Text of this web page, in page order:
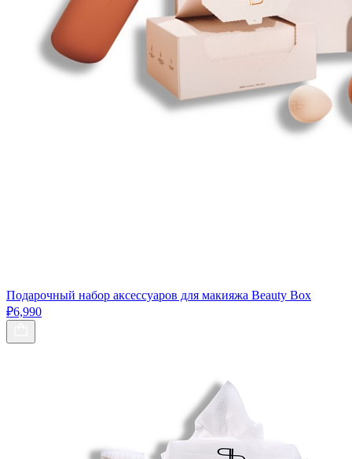
Подарочный набор аксессуаров для макияжа Beauty Box
₽6,990